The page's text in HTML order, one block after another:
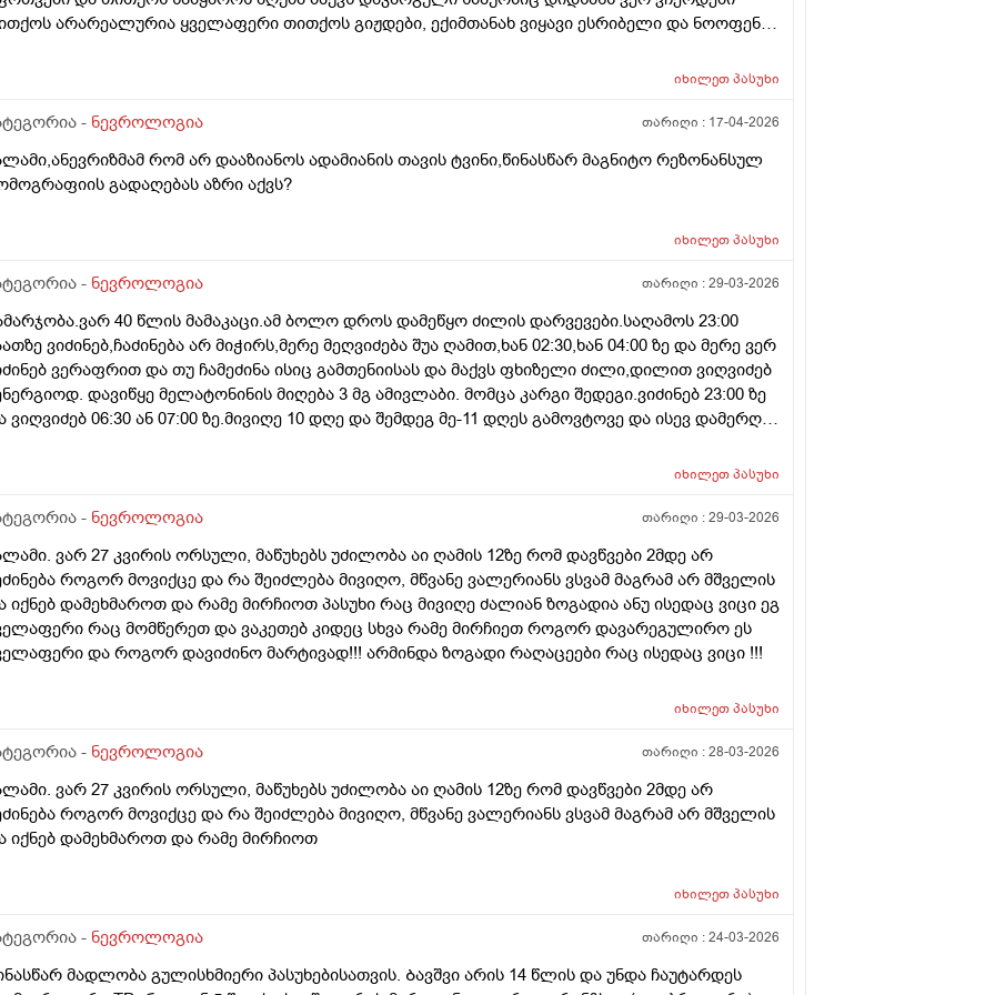
არარეალურია ყველაფერი თითქოს გიჟდები, ექიმთანახ ვიყავი ესრიბელი და ნოოფენი
იხილეთპასუხი
- ნევროლოგია თარიღი : 17-04-2026
რომ არ დააზიანოს ადამიანის თავის ტვინი,წინასწარ მაგნიტო რეზონანსულ
გადაღებას აზრი აქვს?
იხილეთპასუხი
- ნევროლოგია თარიღი :29-03-2026
40 წლის მამაკაცი.ამ ბოლო დროს დამეწყო ძილის დარვევები.საღამოს 23:00
ვიძინებ,ჩაძინება არ მიჭირს,მერე მეღვიძება შუა ღამით,ხან 02:30,ხან 04:00 ზე და მერე ვერ
ვერაფრით და თუ ჩამეძინა ისიც გამთენიისას და მაქვს ფხიზელი ძილი,დილით ვიღვიძებ
დავიწყე მელატონინის მიღება 3 მგ ამივლაბი. მომცა კარგი შედეგი.ვიძინებ 23:00 ზე
ვიღვიძებ 06:30 ან 07:00 ზე.მივიღე 10 დღე და შემდეგ მე-11 დღეს გამოვტოვე და ისევ დამერღვა
დღე შეიძლება მელატონინის მიღება უწყვეტად? ან დოზა ხომ არ შევამცირო ნახევარი
იხილეთპასუხი
- ნევროლოგია თარიღი :29-03-2026
ვარ 27 კვირის ორსული, მაწუხებს უძილობა აი ღამის 12ზე რომ დავწვები 2მდე არ
როგორ მოვიქცე და რა შეიძლება მივიღო, მწვანე ვალერიანს ვსვამ მაგრამ არ მშველის
იქნებ დამეხმაროთ და რამე მირჩიოთ პასუხი რაც მივიღე ძალიან ზოგადია ანუ ისედაც ვიცი ეგ
რაც მომწერეთ და ვაკეთებ კიდეც სხვა რამე მირჩიეთ როგორ დავარეგულირო ეს
და როგორ დავიძინო მარტივად!!! არმინდა ზოგადი რაღაცეები რაც ისედაც ვიცი !!!
იხილეთპასუხი
- ნევროლოგია თარიღი :28-03-2026
ვარ 27 კვირის ორსული, მაწუხებს უძილობა აი ღამის 12ზე რომ დავწვები 2მდე არ
როგორ მოვიქცე და რა შეიძლება მივიღო, მწვანე ვალერიანს ვსვამ მაგრამ არ მშველის
იქნებ დამეხმაროთ და რამე მირჩიოთ
იხილეთპასუხი
- ნევროლოგია თარიღი :24-03-2026
მადლობა გულისხმიერი პასუხებისათვის. Ბავშვი არის 14 წლის და უნდა ჩაუტარდეს